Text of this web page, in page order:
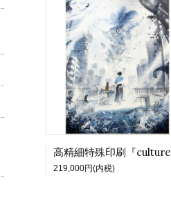
219,000円(内税)